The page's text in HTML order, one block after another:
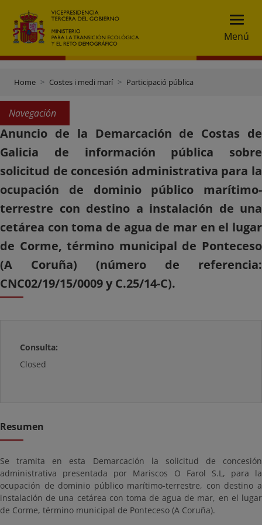
Menú
Home Costes i medi marí Participació pública
Navegación
Anuncio de la Demarcación de Costas de
Galicia de información pública sobre
solicitud de concesión administrativa para la
ocupación de dominio público marítimo-
terrestre con destino a instalación de una
cetárea con toma de agua de mar en el lugar
de Corme, término municipal de Ponteceso
(A Coruña) (número de referencia:
CNC02/19/15/0009 y C.25/14-C).
Consulta:
Closed
Resumen
Se tramita en esta Demarcación la solicitud de concesión
administrativa presentada por Mariscos O Farol S.L, para la
ocupación de dominio público marítimo-terrestre, con destino a
instalación de una cetárea con toma de agua de mar, en el lugar
de Corme, término municipal de Ponteceso (A Coruña).